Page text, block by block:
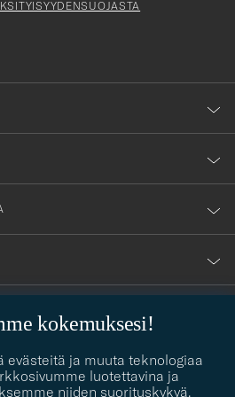
kokemuksesi!
evästeitä ja muuta teknologiaa
luotettavina ja
niiden suorituskykyä,
löytämiseen? Me autamme sinua